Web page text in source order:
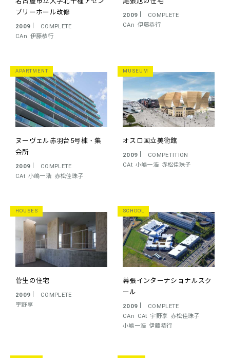
ブリーホール改修
2009
COMPLETE
CAn 伊藤恭行
2009
COMPLETE
CAn 伊藤恭行
APARTMENT
ヌーヴェル赤羽台5号棟・集
会所
2009
COMPLETE
CAt 小嶋一浩 赤松佳珠子
MUSEUM
オスロ国立美術館
2009
COMPETITION
CAt 小嶋一浩 赤松佳珠子
HOUSES
菅生の住宅
2009
COMPLETE
宇野享
SCHOOL
幕張インターナショナルスク
ール
2009
COMPLETE
CAn CAt 宇野享 赤松佳珠子
小嶋一浩 伊藤恭行